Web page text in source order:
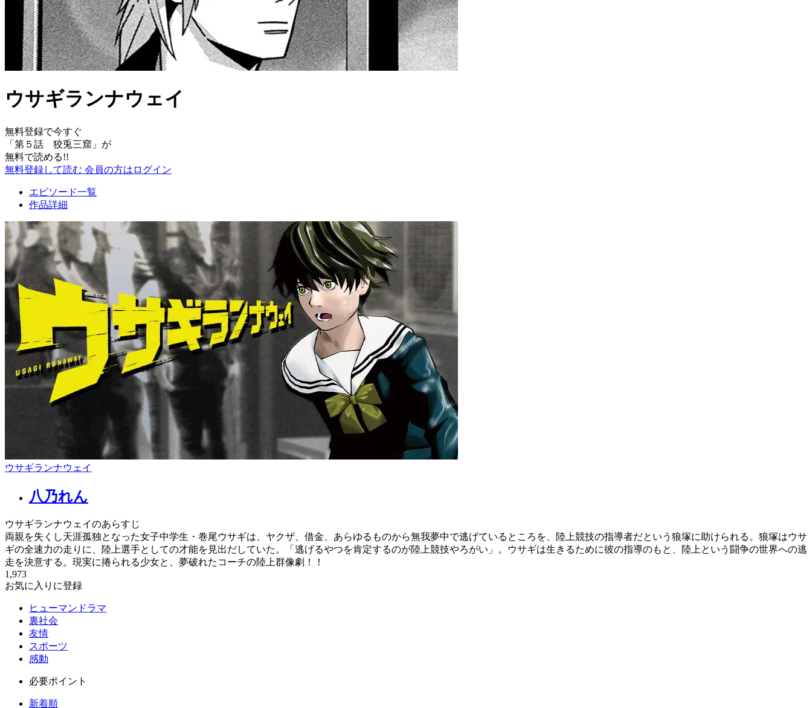
ウサギランナウェイ
無料登録で今すぐ
「 第５話 狡兎三窟 」が
無料で読める!!
無料登録して読む 会員の方はログイン
エピソード一覧
作品詳細
ウサギランナウェイ
八乃れん
ウサギランナウェイのあらすじ
両親を失くし天涯孤独となった女子中学生・巻尾ウサギは、ヤクザ、借金、あらゆるものから無我夢中で逃げているところを、陸上競技の指導者だという狼塚に助けられる。狼塚はウサ
ギの全速力の走りに、陸上選手としての才能を見出だしていた。「逃げるやつを肯定するのが陸上競技やろがい」。ウサギは生きるために彼の指導のもと、陸上という闘争の世界への逃
走を決意する。現実に捲られる少女と、夢破れたコーチの陸上群像劇！！
1,973
お気に入りに登録
ヒューマンドラマ
裏社会
友情
スポーツ
感動
必要ポイント
新着順